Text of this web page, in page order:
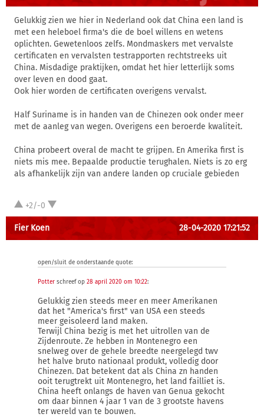
Gelukkig zien we hier in Nederland ook dat China een land is
met een heleboel firma's die de boel willens en wetens
oplichten. Gewetenloos zelfs. Mondmaskers met vervalste
certificaten en vervalsten testrapporten rechtstreeks uit
China. Misdadige praktijken, omdat het hier letterlijk soms
over leven en dood gaat.
Ook hier worden de certificaten overigens vervalst.
Half Suriname is in handen van de Chinezen ook onder meer
met de aanleg van wegen. Overigens een beroerde kwaliteit.
China probeert overal de macht te grijpen. En Amerika first is
niets mis mee. Bepaalde productie terughalen. Niets is zo erg
als afhankelijk zijn van andere landen op cruciale gebieden
+2/-0
Fier Koen 28-04-2020 17:21:52
open/sluit de onderstaande quote:
Potter schreef op 28 april 2020 om 10:22:
Gelukkig zien steeds meer en meer Amerikanen
dat het "America's first" van USA een steeds
meer geisoleerd land maken.
Terwijl China bezig is met het uitrollen van de
Zijdenroute. Ze hebben in Montenegro een
snelweg over de gehele breedte neergelegd twv
het halve bruto nationaal produkt, volledig door
Chinezen. Dat betekent dat als China zn handen
ooit terugtrekt uit Montenegro, het land failliet is.
China heeft onlangs de haven van Genua gekocht
om daar binnen 4 jaar 1 van de 3 grootste havens
ter wereld van te bouwen.